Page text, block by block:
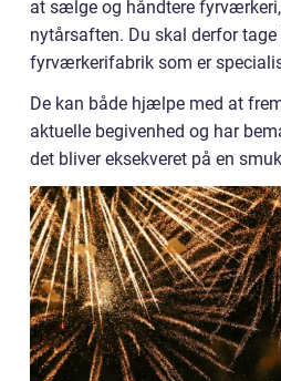
at sælge og håndtere
nytårsaften. Du skal derfor
fyrværkerifabrik som er
De kan både hjælpe med at
aktuelle begivenhed og har
det bliver eksekveret på en